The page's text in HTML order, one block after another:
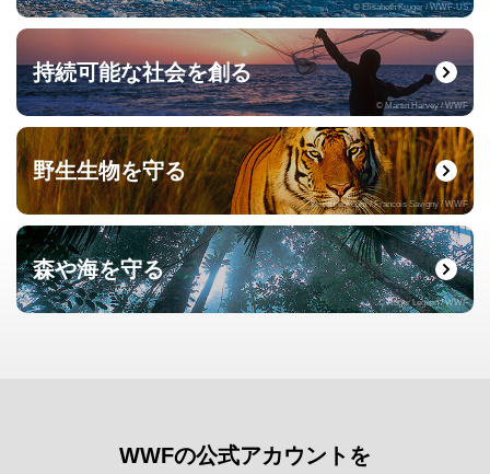
© Elisabeth Kruger / WWF-US
持続可能な社会を創る
© Martin Harvey / WWF
野生生物を守る
© naturepl.com / Francois Savigny / WWF
森や海を守る
© Roger Leguen / WWF
WWFの公式アカウントを